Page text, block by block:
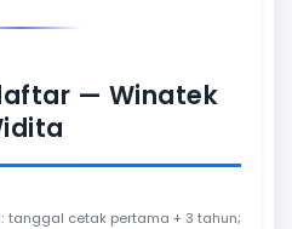
— Winatek
tanggal cetak pertama + 3 tahun;